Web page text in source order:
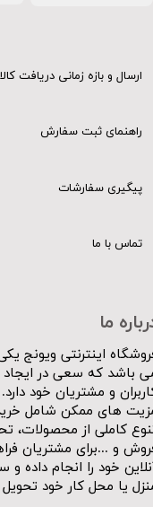
ما
اینترنتی ویونج
باشد که سعی در ایجاد
و مشتریان خود
های ممکن شامل
کاملی از محصولات،
و ...برای مشتریان
خود را انجام داده
یا محل کار خود تحویل
ارسال و بازه زمانی دریافت کالا
راهنمای ثبت سفارش
پیگیری سفارشات
تماس با ما